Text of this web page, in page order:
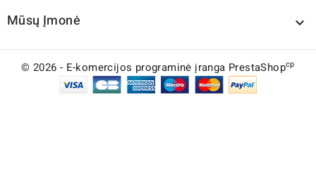
Mūsų Įmonė 
© 2026 - E-komercijos programinė įranga PrestaShopcp